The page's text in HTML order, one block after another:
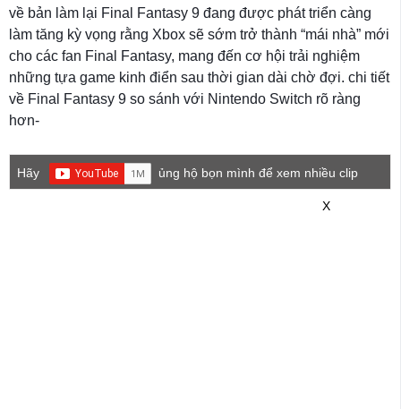
về bản làm lại Final Fantasy 9 đang được phát triển càng
làm tăng kỳ vọng rằng Xbox sẽ sớm trở thành “mái nhà” mới
cho các fan Final Fantasy, mang đến cơ hội trải nghiệm
những tựa game kinh điển sau thời gian dài chờ đợi. chi tiết
về Final Fantasy 9 so sánh với Nintendo Switch rõ ràng
hơn-
Hãy
ủng hộ bọn mình để xem nhiều clip
X